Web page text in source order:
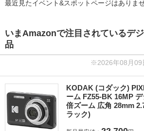
最近見たイベント&スポットページはありませ
いまAmazonで注目されているデ
品
※2026年08月09
KODAK (コダック)
ーム FZ55-BK 16MP
倍ズーム 広角 28mm
ラック)